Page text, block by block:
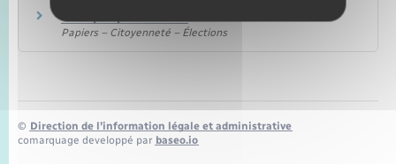
Vote par procuration
Papiers – Citoyenneté – Élections
© Direction de l’information légale et administrative
comarquage developpé par baseo.io